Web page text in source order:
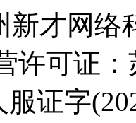
才网络
许可证
证字